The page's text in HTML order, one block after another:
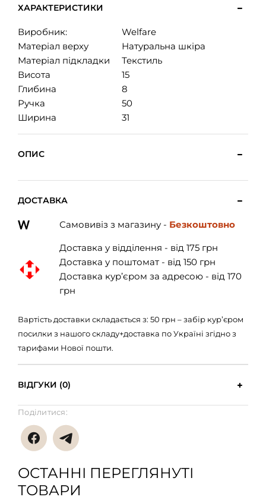
ХАРАКТЕРИСТИКИ
Виробник:
Welfare
Матеріал верху
Натуральна шкіра
Матеріал підкладки
Текстиль
Висота
15
Глибина
8
Ручка
50
Ширина
31
ОПИС
ДОСТАВКА
Самовивіз з магазину - Безкоштовно
Доставка у відділення - від 175 грн
Доставка у поштомат - від 150 грн
Доставка кур’єром за адресою - від 170
грн
Вартість доставки складається з: 50 грн – забір кур’єром
посилки з нашого складу+доставка по Україні згідно з
тарифами Нової пошти.
ВІДГУКИ (0)
Поділитися:
ОСТАННІ ПЕРЕГЛЯНУТІ
ТОВАРИ